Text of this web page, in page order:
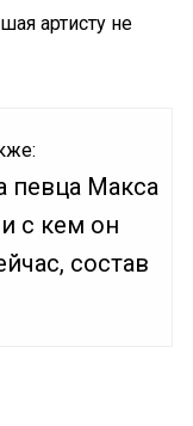
артисту не
певца Макса
с кем он
состав